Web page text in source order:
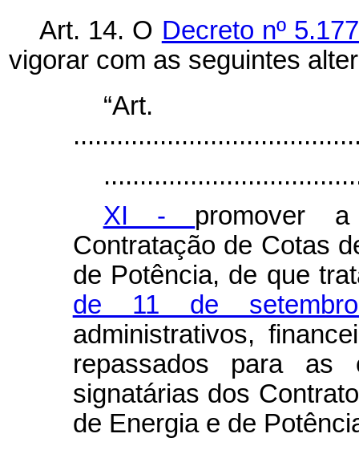
Art. 14. O Decreto nº
vigorar com as seguintes
XI - promover
Contratação de Cotas
de Potência, de que
de 11 de
administrativos,
repassados para as
signatárias dos
de Energia e de